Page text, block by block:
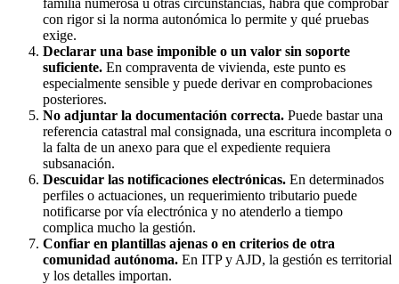
con rigor si la norma autonómica lo permite y qué pruebas
exige.
Declarar una base imponible o un valor sin soporte
suficiente. En compraventa de vivienda, este punto es
especialmente sensible y puede derivar en comprobaciones
posteriores.
No adjuntar la documentación correcta. Puede bastar una
referencia catastral mal consignada, una escritura incompleta o
la falta de un anexo para que el expediente requiera
subsanación.
Descuidar las notificaciones electrónicas. En determinados
perfiles o actuaciones, un requerimiento tributario puede
notificarse por vía electrónica y no atenderlo a tiempo
complica mucho la gestión.
Confiar en plantillas ajenas o en criterios de otra
comunidad autónoma. En ITP y AJD, la gestión es territorial
y los detalles importan.